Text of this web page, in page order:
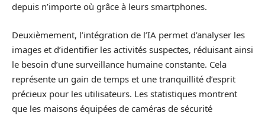
depuis n’importe où grâce à leurs smartphones.
Deuxièmement, l’intégration de l’IA permet d’analyser les
images et d’identifier les activités suspectes, réduisant ainsi
le besoin d’une surveillance humaine constante. Cela
représente un gain de temps et une tranquillité d’esprit
précieux pour les utilisateurs. Les statistiques montrent
que les maisons équipées de caméras de sécurité